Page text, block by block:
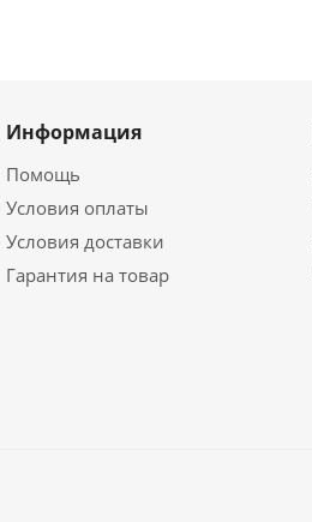
Информация
Помощь
Условия оплаты
Условия доставки
Гарантия на товар